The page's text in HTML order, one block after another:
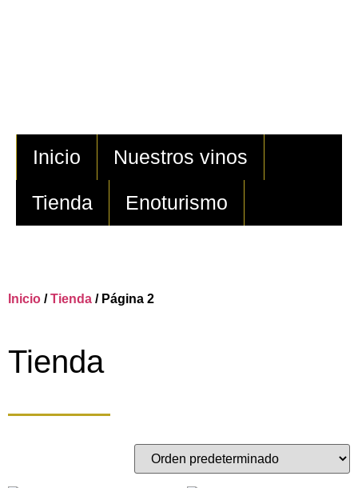
Inicio Nuestros vinos
Tienda Enoturismo
Inicio /Tienda / Página 2
Tienda